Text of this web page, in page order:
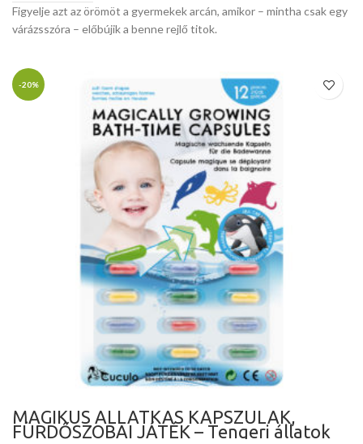
Figyelje azt az örömöt a gyermekek arcán, amikor – mintha csak egy
várázsszóra – előbújik a benne rejlő titok.
-20%
MÁGIKUS ÁLLATKÁS KAPSZULÁK,
FÜRDŐSZOBAI JÁTÉK – Tengeri állatok